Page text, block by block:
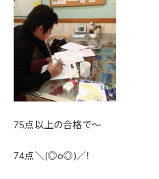
75点以上の合格で～
74点＼(◎o◎)／！